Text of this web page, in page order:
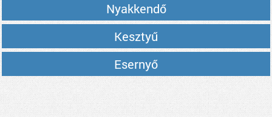
Nyakkendő
Kesztyű
Esernyő